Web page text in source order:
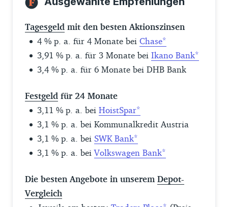
Tagesgeld mit den besten Aktionszinsen
4 % p. a. für 4 Monate bei Chase
3,91 % p. a. für 3 Monate bei Ikano Bank
3,4 % p. a. für 6 Monate bei DHB Bank
Festgeld für 24 Monate
3,11 % p. a. bei HoistSpar
3,1 % p. a. bei Kommunalkredit Austria
3,1 % p. a. bei SWK Bank
3,1 % p. a. beiVolkswagen Bank
Die besten Angebote in unserem Depot-
Vergleich